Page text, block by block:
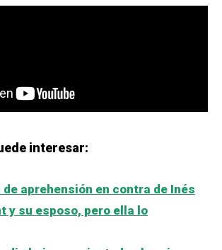
interesar:
de aprehensión en contra de Inés
y su esposo, pero ella lo